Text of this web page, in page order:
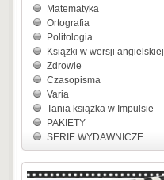
Matematyka
Ortografia
Politologia
Książki w wersji angielskiej
Zdrowie
Czasopisma
Varia
Tania książka w Impulsie
PAKIETY
SERIE WYDAWNICZE